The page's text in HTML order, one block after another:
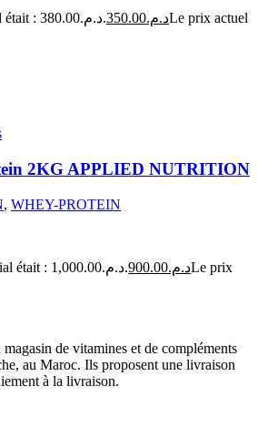
Le prix initial était : د.م.380.00. د.م.350.00
Le prix actuel
2KG APPLIED NUTRITION
, WHEY-PROTEIN
Le prix initial était : د.م.1,000.00. د.م.900.00
Le prix
de vitamines et de compléments
au Maroc. Ils proposent une livraison
à la livraison.